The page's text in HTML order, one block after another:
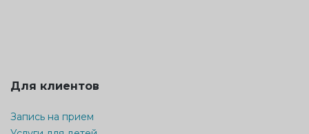
Для клиентов
Запись на прием